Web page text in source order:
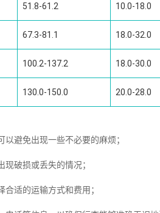
51.8-61.2 10.0-18.0
67.3-81.1 18.0-32.0
100.2-137.2 18.0-30.0
130.0-150.0 20.0-28.0
避免出现一些不必要的麻烦；
破损或丢失的情况；
适的运输方式和费用；